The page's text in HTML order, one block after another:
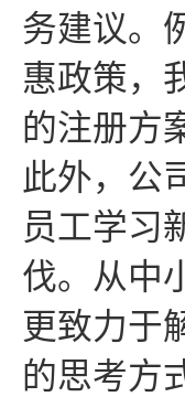
务建议。
惠政策，
的注册方
此外，公
员工学习
伐。从中
更致力于
的思考方